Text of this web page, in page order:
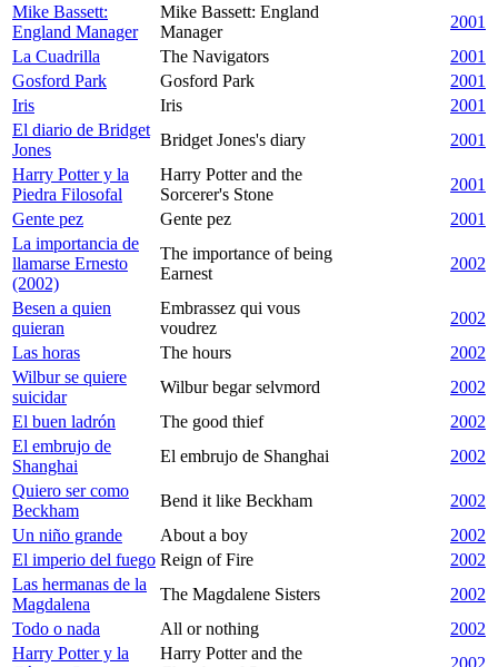
Mike Bassett:
England Manager
Mike Bassett: England
Manager
2001
La Cuadrilla
The Navigators
2001
Gosford Park
Gosford Park
2001
Iris
Iris
2001
El diario de Bridget
Jones
Bridget Jones's diary
2001
Harry Potter y la
Piedra Filosofal
Harry Potter and the
Sorcerer's Stone
2001
Gente pez
Gente pez
2001
La importancia de
llamarse Ernesto
(2002)
The importance of being
Earnest
2002
Besen a quien
quieran
Embrassez qui vous
voudrez
2002
Las horas
The hours
2002
Wilbur se quiere
suicidar
Wilbur begar selvmord
2002
El buen ladrón
The good thief
2002
El embrujo de
Shanghai
El embrujo de Shanghai
2002
Quiero ser como
Beckham
Bend it like Beckham
2002
Un niño grande
About a boy
2002
El imperio del fuego Reign of Fire
2002
Las hermanas de la
Magdalena
The Magdalene Sisters
2002
Todo o nada
All or nothing
2002
Harry Potter y la
Harry Potter and the
2002